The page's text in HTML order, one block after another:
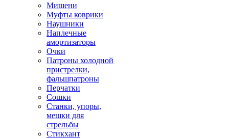
Мишени
Муфты коврики
Наушники
Наплечные
амортизаторы
Очки
Патроны холодной
пристрелки,
фальшпатроны
Перчатки
Сошки
Станки, упоры,
мешки для
стрельбы
Стикхант